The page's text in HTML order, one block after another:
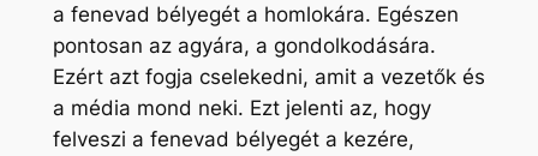
a fenevad bélyegét a homlokára. Egészen
pontosan az agyára, a gondolkodására.
Ezért azt fogja cselekedni, amit a vezetők és
a média mond neki. Ezt jelenti az, hogy
felveszi a fenevad bélyegét a kezére,